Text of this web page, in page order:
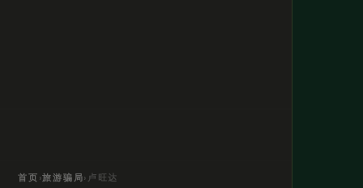
首页 ›旅游骗局› 卢旺达